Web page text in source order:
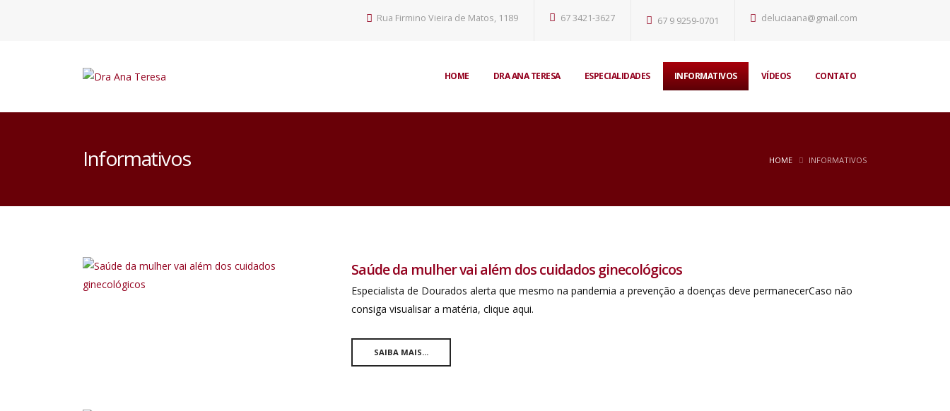
Rua Firmino Vieira de Matos, 1189 67 3421-3627 67 9 9259-0701 deluciaana@gmail.com
HOME DRA ANA TERESA ESPECIALIDADES INFORMATIVOS VÍDEOS CONTATO
Informativos HOME INFORMATIVOS
Saúde da mulher vai além dos cuidados ginecológicos
Especialista de Dourados alerta que mesmo na pandemia a prevenção a doenças deve permanecerCaso não
consiga visualisar a matéria, clique aqui.
SAIBA MAIS...